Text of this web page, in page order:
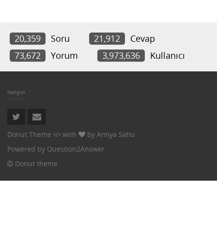
20,359 Soru 21,912
Cevap
73,672
Yorum 3,973,636 Kullanıcı
İletişim
Donut Theme with by Amiya Sahu
Powered by Question2Answer
Donut theme